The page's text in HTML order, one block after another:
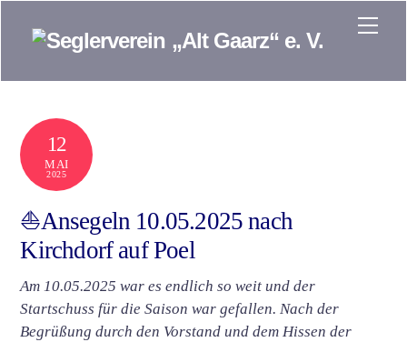
12
MAI
2025
⛵Ansegeln 10.05.2025 nach
Kirchdorf auf Poel
Am 10.05.2025 war es endlich so weit und der
Startschuss für die Saison war gefallen. Nach der
Begrüßung durch den Vorstand und dem Hissen der